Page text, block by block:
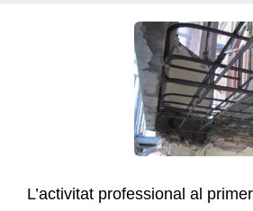
L’activitat professional al